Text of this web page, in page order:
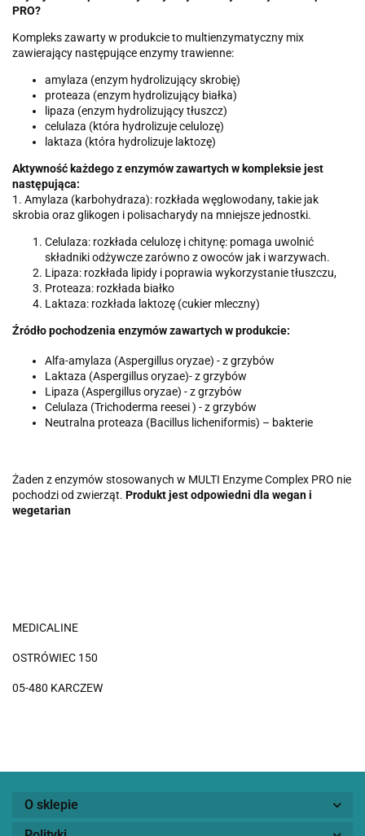
PRO?
Kompleks zawarty w produkcie to multienzymatyczny mix
zawierający następujące enzymy trawienne:
amylaza (enzym hydrolizujący skrobię)
proteaza (enzym hydrolizujący białka)
lipaza (enzym hydrolizujący tłuszcz)
celulaza (która hydrolizuje celulozę)
laktaza (która hydrolizuje laktozę)
Aktywność każdego z enzymów zawartych w kompleksie jest
następująca:
1. Amylaza (karbohydraza): rozkłada węglowodany, takie jak
skrobia oraz glikogen i polisacharydy na mniejsze jednostki.
Celulaza: rozkłada celulozę i chitynę: pomaga uwolnić
składniki odżywcze zarówno z owoców jak i warzywach.
Lipaza: rozkłada lipidy i poprawia wykorzystanie tłuszczu,
Proteaza: rozkłada białko
Laktaza: rozkłada laktozę (cukier mleczny)
Źródło pochodzenia enzymów zawartych w produkcie:
Alfa-amylaza (Aspergillus oryzae) - z grzybów
Laktaza (Aspergillus oryzae)- z grzybów
Lipaza (Aspergillus oryzae) - z grzybów
Celulaza (Trichoderma reesei ) - z grzybów
Neutralna proteaza (Bacillus licheniformis) – bakterie
Żaden z enzymów stosowanych w MULTI Enzyme Complex PRO nie
pochodzi od zwierząt. Produkt jest odpowiedni dla wegan i
wegetarian
MEDICALINE
OSTRÓWIEC 150
05-480 KARCZEW
O sklepie